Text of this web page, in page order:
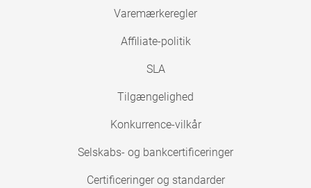
Varemærkeregler
Affiliate-politik
SLA
Tilgængelighed
Konkurrence-vilkår
Selskabs- og bankcertificeringer
Certificeringer og standarder